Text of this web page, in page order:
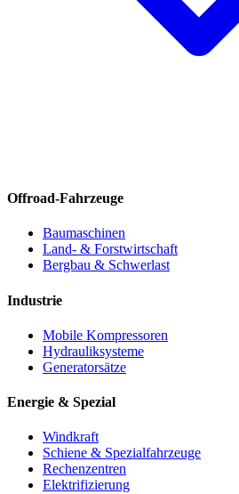
Offroad-Fahrzeuge
Baumaschinen
Land- & Forstwirtschaft
Bergbau & Schwerlast
Industrie
Mobile Kompressoren
Hydrauliksysteme
Generatorsätze
Energie & Spezial
Windkraft
Schiene & Spezialfahrzeuge
Rechenzentren
Elektrifizierung